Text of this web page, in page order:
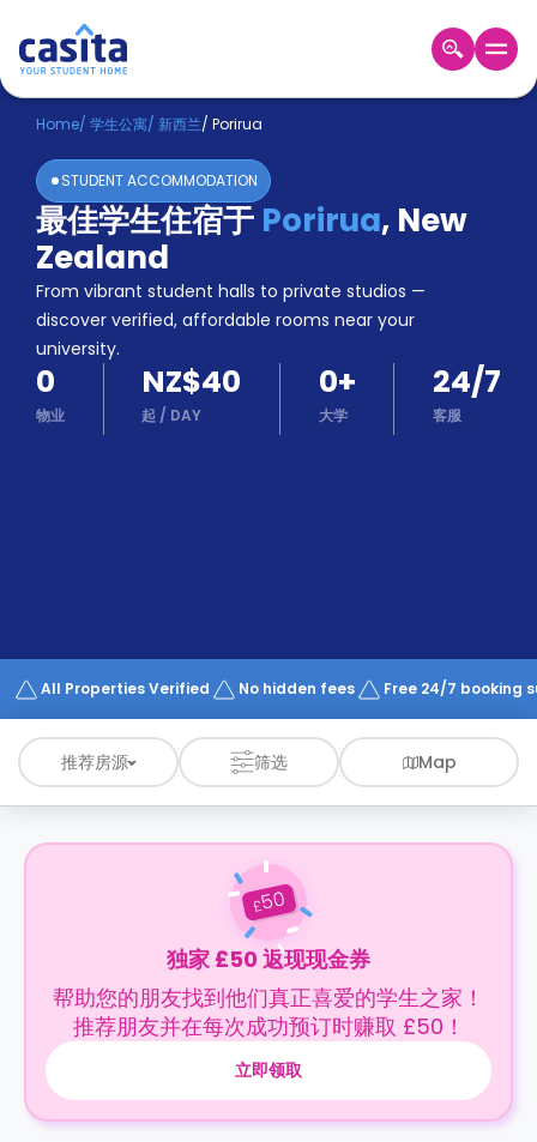
Home ZH NZD
登
入
Booking
Accommodation
About
us
Blog
Refer
And
Earn
Become
Works
Home/ 学生公寓/ 新西兰/ Porirua
STUDENT ACCOMMODATION
最佳学生住宿于 Porirua, New
Zealand
From vibrant student halls to private studios —
discover verified, affordable rooms near your
university.
0
物业
NZ$40
起 / DAY
0+
大学
24/7
客服
All Properties Verified No hidden fees Free 24/7 booking
推荐房源 筛选 Map
£50
独家 £50 返现现金券
帮助您的朋友找到他们真正喜爱的学生之家！
推荐朋友并在每次成功预订时赚取 £50！
立即领取